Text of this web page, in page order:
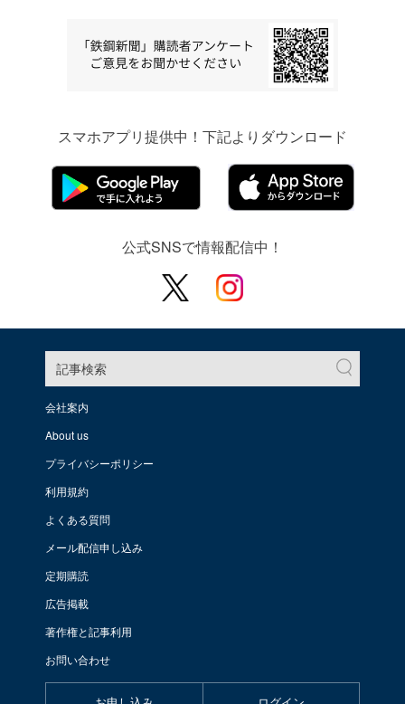
スマホアプリ提供中！下記よりダウンロード
公式SNSで情報配信中！
記事検索
会社案内
About us
プライバシーポリシー
利用規約
よくある質問
メール配信申し込み
定期購読
広告掲載
著作権と記事利用
お問い合わせ